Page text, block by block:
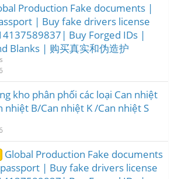
Production Fake documents |
| Buy fake drivers license
Buy Forged IDs |
Blanks | 购买真实和伪造护
kho phân phối các loại Can nhiệt
nhiệt B/Can nhiệt K /Can nhiệt S
Global Production Fake documents
| Buy fake drivers license